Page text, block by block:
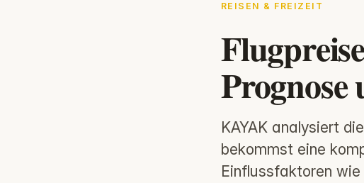
REISEN & FREIZEIT
KAYAK analysiert
bekommst eine
Einflussfaktoren